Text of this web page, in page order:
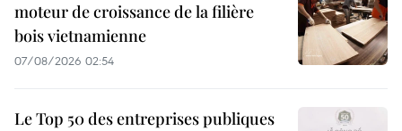
moteur de croissance de la filière
bois vietnamienne
07/08/2026 02:54
Le Top 50 des entreprises publiques